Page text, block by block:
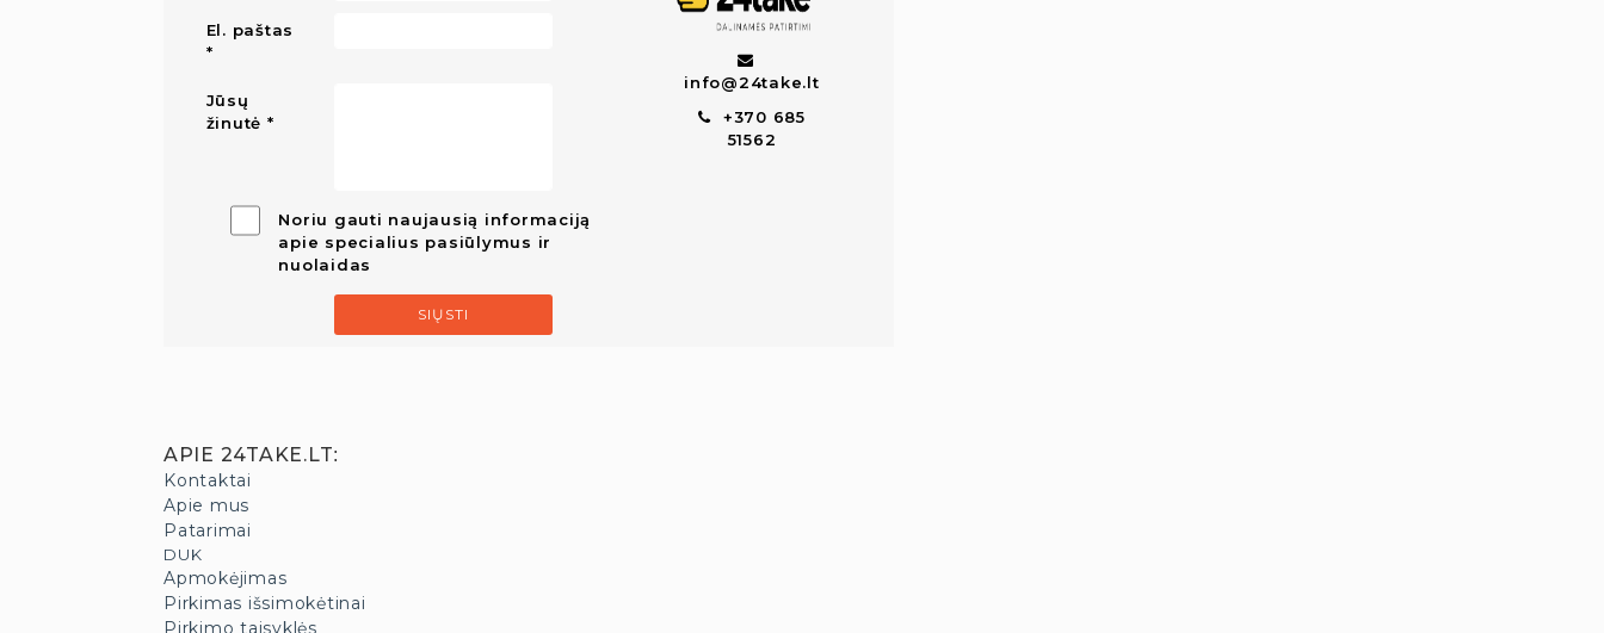
El. paštas
Jūsų
žinutė
Noriu gauti naujausią informaciją
apie specialius pasiūlymus ir
nuolaidas
SIŲSTI
info@24take.lt
+370 685
51562
APIE 24TAKE.LT:
Kontaktai
Apie mus
Patarimai
DUK
Apmokėjimas
Pirkimas išsimokėtinai